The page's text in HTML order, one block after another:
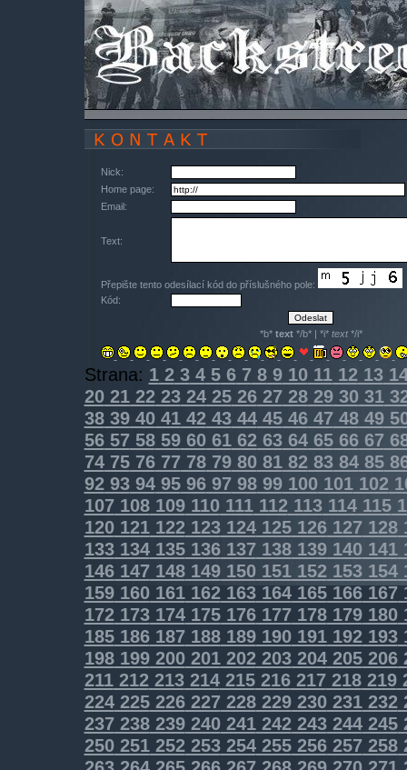
Nick:
Home page:
Email:
Text:
Přepište tento odesílací kód do příslušného pole:
Kód:
*b* text*/b* | *i* text*/i*
Strana: 12345678910111213
202122232425262728293031
383940414243444546474849
565758596061626364656667
747576777879808182838485
9293949596979899100101102
107108109110111112113114115
120121122123124125126127 128
133134135136137138139140 141
146147148149150151152153154
159160161162163164165166167
172173174175176177178179180
185186187188189190191192193
198199200201202203204205206
211212213214215216217218219
224225226227228229230231232
237238239240241242243244245
250251252253254255256257258